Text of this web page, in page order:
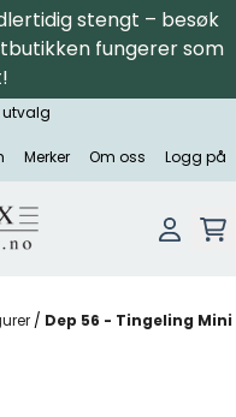
stengt – besøk
fungerer som
utvalg
Merker Om oss Logg på
/ Dep 56 - Tingeling Mini